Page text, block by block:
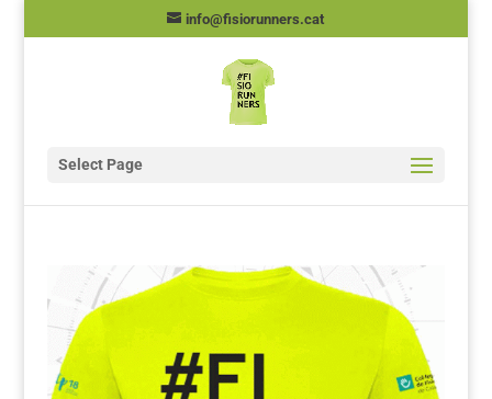
info@fisiorunners.cat
Select Page